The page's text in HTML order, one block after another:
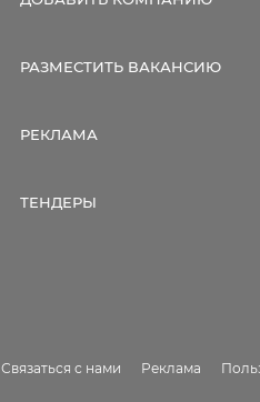
РАЗМЕСТИТЬ ВАКАНСИЮ
РЕКЛАМА
ТЕНДЕРЫ
Связаться с нами Реклама